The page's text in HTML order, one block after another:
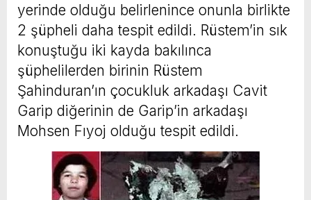
yerinde olduğu belirlenince onunla birlikte
2 şüpheli daha tespit edildi. Rüstem’in sık
konuştuğu iki kayda bakılınca
şüphelilerden birinin Rüstem
Şahinduran’ın çocukluk arkadaşı Cavit
Garip diğerinin de Garip’in arkadaşı
Mohsen Fıyoj olduğu tespit edildi.